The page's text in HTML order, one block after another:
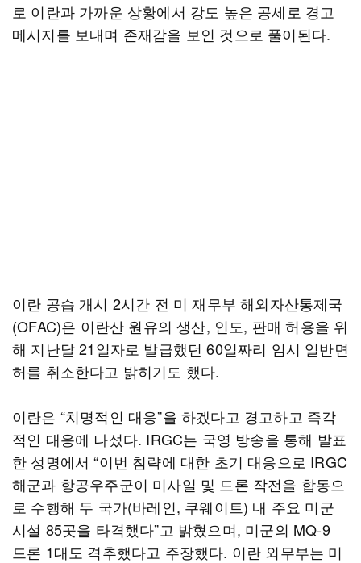
로 이란과 가까운 상황에서 강도 높은 공세로 경고
메시지를 보내며 존재감을 보인 것으로 풀이된다.
이란 공습 개시 2시간 전 미 재무부 해외자산통제국
(OFAC)은 이란산 원유의 생산, 인도, 판매 허용을 위
해 지난달 21일자로 발급했던 60일짜리 임시 일반면
허를 취소한다고 밝히기도 했다.
이란은 “치명적인 대응”을 하겠다고 경고하고 즉각
적인 대응에 나섰다. IRGC는 국영 방송을 통해 발표
한 성명에서 “이번 침략에 대한 초기 대응으로 IRGC
해군과 항공우주군이 미사일 및 드론 작전을 합동으
로 수행해 두 국가(바레인, 쿠웨이트) 내 주요 미군
시설 85곳을 타격했다”고 밝혔으며, 미군의 MQ-9
드론 1대도 격추했다고 주장했다. 이란 외무부는 미